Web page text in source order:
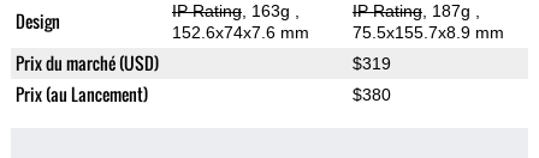
Design IP Rating, 163g
152.6x74x7.6 mm
IP Rating, 187g
75.5x155.7x8.9 mm
Prix du marché (USD) $319
Prix (au Lancement) $380